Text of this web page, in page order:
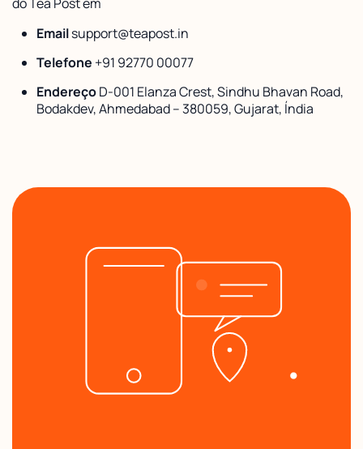
Emailsupport@teapost.in
Telefone +91 92770 00077
EndereçoD-001 Elanza Crest, Sindhu Bhavan Road,
Bodakdev, Ahmedabad – 380059, Gujarat, Índia